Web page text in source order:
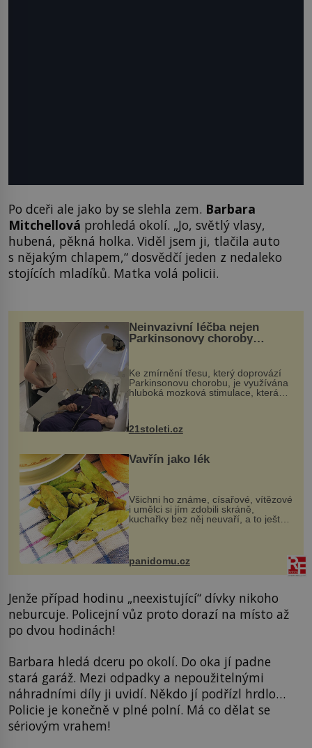
Po dceři ale jako by se slehla zem. Barbara
Mitchellová prohledá okolí. „Jo, světlý vlasy,
hubená, pěkná holka. Viděl jsem ji, tlačila auto
s nějakým chlapem,“ dosvědčí jeden z nedaleko
stojících mladíků. Matka volá policii.
Neinvazivní léčba nejen
Parkinsonovy choroby
Ke zmírnění třesu, který doprovází
Parkinsonovu chorobu, je využívána
hluboká mozková stimulace, která
však vyžaduje vysoce invazivní
k dostatečně přesnému zacílení ...
21stoleti.cz
Vavřín jako lék
Všichni ho známe, císařové, vítězové
i umělci si jím zdobili skráně,
kuchařky bez něj neuvaří, a to ještě
nevíte, že bobkový list může výrazně
zmírnit některé naše neduhy.
Obsahuje v malém množství ně...
panidomu.cz
Jenže případ hodinu „neexistující“ dívky nikoho
neburcuje. Policejní vůz proto dorazí na místo až
po dvou hodinách!
Barbara hledá dceru po okolí. Do oka jí padne
stará garáž. Mezi odpadky a nepoužitelnými
náhradními díly ji uvidí. Někdo jí podřízl hrdlo…
Policie je konečně v plné polní. Má co dělat se
sériovým vrahem!